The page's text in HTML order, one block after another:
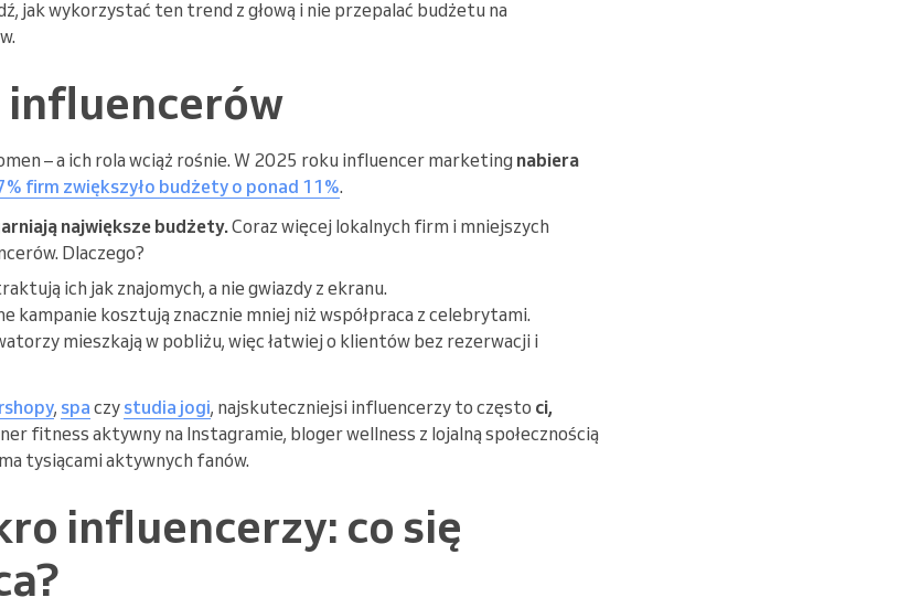
jak wykorzystać ten trend z głową i nie przepalać budżetu na
influencerów
– a ich rola wciąż rośnie. W 2025 roku influencer marketing nabiera
firm zwiększyło budżety o ponad 11%.
największe budżety.Coraz więcej lokalnych firm i mniejszych
Dlaczego?
ich jak znajomych, a nie gwiazdy z ekranu.
kampanie kosztują znacznie mniej niż współpraca z celebrytami.
mieszkają w pobliżu, więc łatwiej o klientów bez rezerwacji i
, spa czy studia jogi, najskuteczniejsi influencerzy to często ci,
fitness aktywny na Instagramie, bloger wellness z lojalną społecznością
tysiącami aktywnych fanów.
influencerzy: co się